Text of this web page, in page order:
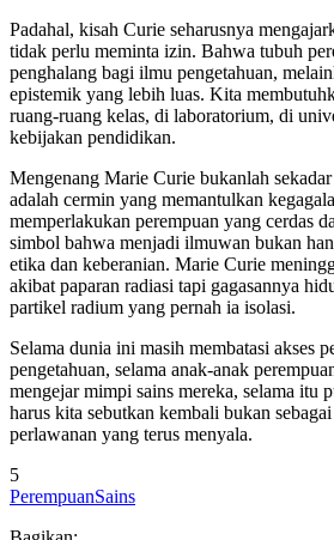
Padahal, kisah Curie seharusnya
tidak perlu meminta izin. Bahwa tubuh
penghalang bagi ilmu pengetahuan,
epistemik yang lebih luas. Kita
ruang-ruang kelas, di laboratorium, di
kebijakan pendidikan.
Mengenang Marie Curie bukanlah
adalah cermin yang memantulkan
memperlakukan perempuan yang cerdas
simbol bahwa menjadi ilmuwan bukan
etika dan keberanian. Marie Curie
akibat paparan radiasi tapi gagasannya
partikel radium yang pernah ia isolasi.
Selama dunia ini masih membatasi akses
pengetahuan, selama anak-anak
mengejar mimpi sains mereka, selama itu
harus kita sebutkan kembali bukan
perlawanan yang terus menyala.
5
PerempuanSains